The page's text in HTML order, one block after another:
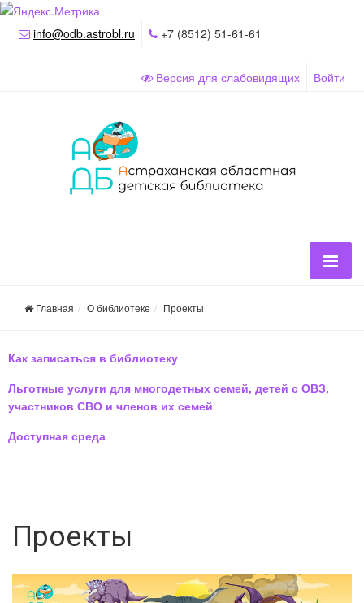
info@odb.astrobl.ru +7 (8512) 51-61-61
Версия для слабовидящих Войти
Главная О библиотеке Проекты
Как записаться в библиотеку
Льготные услуги для многодетных семей, детей с ОВЗ,
участников СВО и членов их семей
Доступная среда
Проекты